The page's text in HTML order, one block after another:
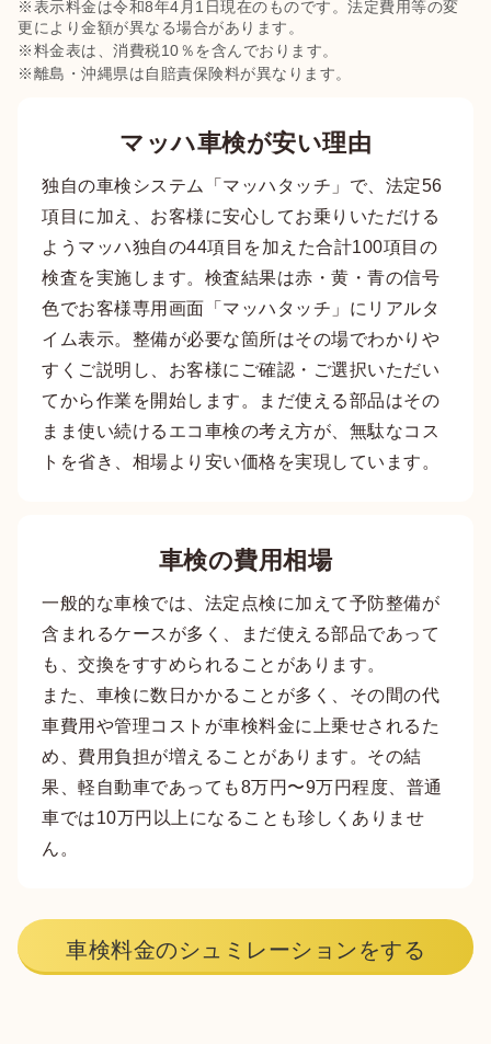
※表示料金は令和8年4月1日現在のものです。法定費用等の変
更により金額が異なる場合があります。
※料金表は、消費税10％を含んでおります。
※離島・沖縄県は自賠責保険料が異なります。
マッハ車検が安い理由
独自の車検システム「マッハタッチ」で、法定56
項目に加え、お客様に安心してお乗りいただける
ようマッハ独自の44項目を加えた合計100項目の
検査を実施します。検査結果は赤・黄・青の信号
色でお客様専用画面「マッハタッチ」にリアルタ
イム表示。整備が必要な箇所はその場でわかりや
すくご説明し、お客様にご確認・ご選択いただい
てから作業を開始します。まだ使える部品はその
まま使い続けるエコ車検の考え方が、無駄なコス
トを省き、相場より安い価格を実現しています。
車検の費用相場
一般的な車検では、法定点検に加えて予防整備が
含まれるケースが多く、まだ使える部品であって
も、交換をすすめられることがあります。
また、車検に数日かかることが多く、その間の代
車費用や管理コストが車検料金に上乗せされるた
め、費用負担が増えることがあります。その結
果、軽自動車であっても8万円〜9万円程度、普通
車では10万円以上になることも珍しくありませ
ん。
車検料金のシュミレーションをする